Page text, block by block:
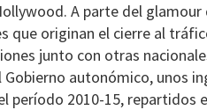
A parte del
que originan el cierre al
junto con otras
autonómico, unos
período 2010-15, repartidos